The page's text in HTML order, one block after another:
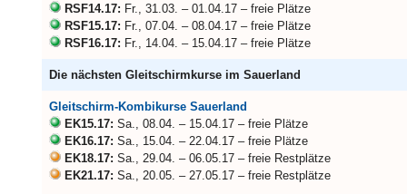
RSF14.17: Fr., 31.03. – 01.04.17 – freie Plätze
RSF15.17: Fr., 07.04. – 08.04.17 – freie Plätze
RSF16.17: Fr., 14.04. – 15.04.17 – freie Plätze
Die nächsten Gleitschirmkurse im Sauerland
Gleitschirm-Kombikurse Sauerland
EK15.17: Sa., 08.04. – 15.04.17 – freie Plätze
EK16.17: Sa., 15.04. – 22.04.17 – freie Plätze
EK18.17: Sa., 29.04. – 06.05.17 – freie Restplätze
EK21.17: Sa., 20.05. – 27.05.17 – freie Restplätze